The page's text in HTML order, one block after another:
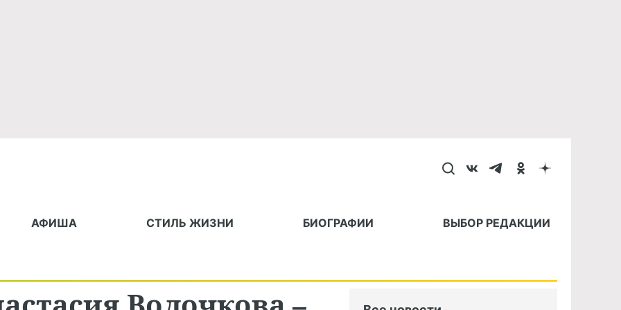
АФИША СТИЛЬ ЖИЗНИ БИОГРАФИИ ВЫБОР РЕДАКЦИИ